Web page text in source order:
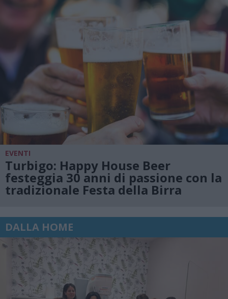
EVENTI
Turbigo: Happy House Beer
festeggia 30 anni di passione con la
tradizionale Festa della Birra
DALLA HOME